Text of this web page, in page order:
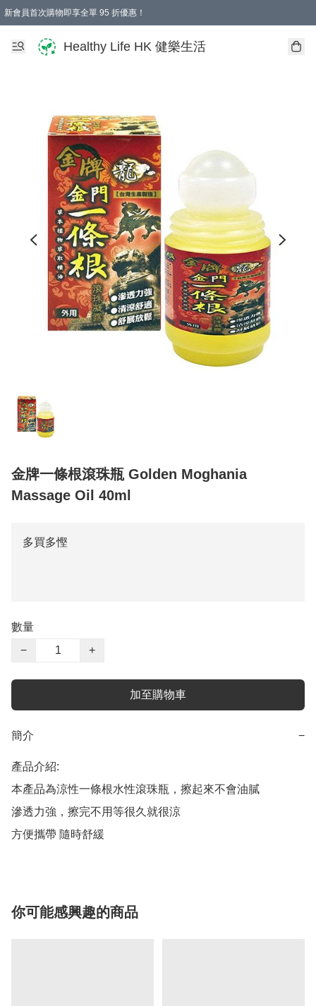
新會員首次購物即享全單 95 折優惠！
Healthy Life HK 健樂生活
金牌一條根滾珠瓶 Golden Moghania
Massage Oil 40ml
多買多慳
數量
−
+
加至購物車
簡介 −
產品介紹:
本產品為涼性一條根水性滾珠瓶，擦起來不會油膩
滲透力強，擦完不用等很久就很涼
方便攜帶 隨時舒緩
你可能感興趣的商品